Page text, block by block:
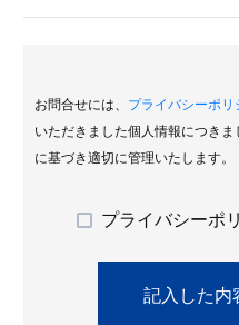
お問合せには、 プライバシーポリ
いただきました個人情報につき
に基づき適切に管理いたします。
プライバシーポ